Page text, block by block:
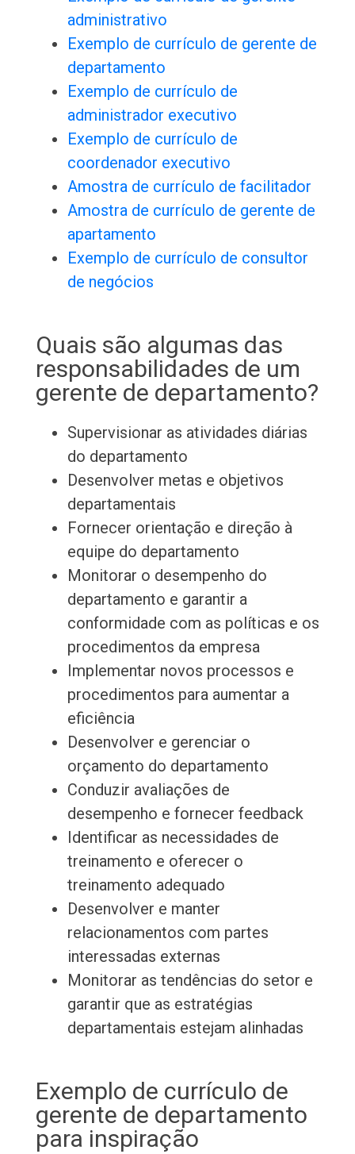
administrativo
Exemplo de currículo de gerente de
departamento
Exemplo de currículo de
administrador executivo
Exemplo de currículo de
coordenador executivo
Amostra de currículo de facilitador
Amostra de currículo de gerente de
apartamento
Exemplo de currículo de consultor
de negócios
Quais são algumas das
responsabilidades de um
gerente de departamento?
Supervisionar as atividades diárias
do departamento
Desenvolver metas e objetivos
departamentais
Fornecer orientação e direção à
equipe do departamento
Monitorar o desempenho do
departamento e garantir a
conformidade com as políticas e os
procedimentos da empresa
Implementar novos processos e
procedimentos para aumentar a
eficiência
Desenvolver e gerenciar o
orçamento do departamento
Conduzir avaliações de
desempenho e fornecer feedback
Identificar as necessidades de
treinamento e oferecer o
treinamento adequado
Desenvolver e manter
relacionamentos com partes
interessadas externas
Monitorar as tendências do setor e
garantir que as estratégias
departamentais estejam alinhadas
Exemplo de currículo de
gerente de departamento
para inspiração